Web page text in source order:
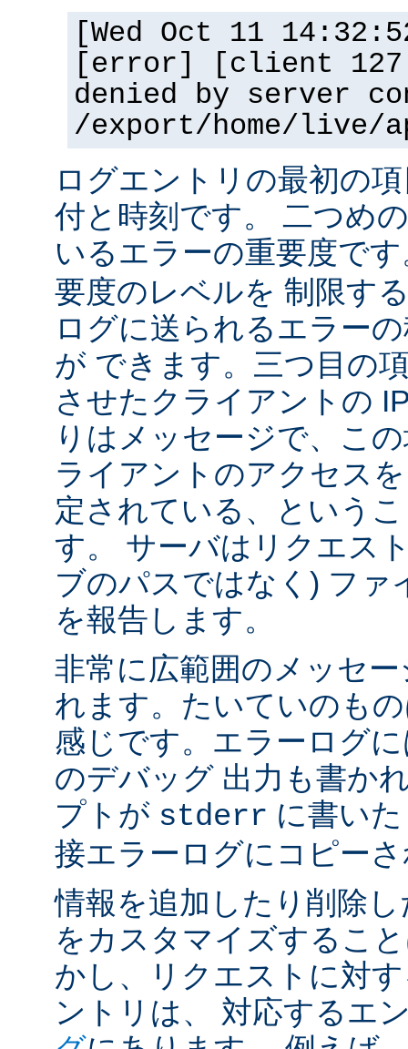
[Wed Oct 11
[error] [client
denied by server
/export/home/live/
ログエントリの最初の
付と時刻です。 二つめ
いるエラーの重要度で
要度のレベルを 制限す
ログに送られるエラー
が できます。三つ目の
させたクライアントの
りはメッセージで、こ
ライアントのアクセス
定されている、という
す。 サーバはリクエス
ブのパスではなく) ファ
を報告します。
非常に広範囲のメッセ
れます。たいていのも
感じです。エラーログ
のデバッグ 出力も書か
プトが stderr に書い
接エラーログにコピー
情報を追加したり削除
をカスタマイズするこ
かし、リクエストに対
ントリは、 対応するエ